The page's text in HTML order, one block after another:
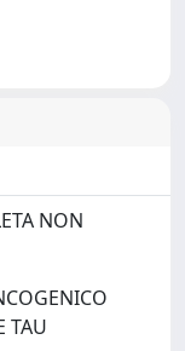
NON
TAU